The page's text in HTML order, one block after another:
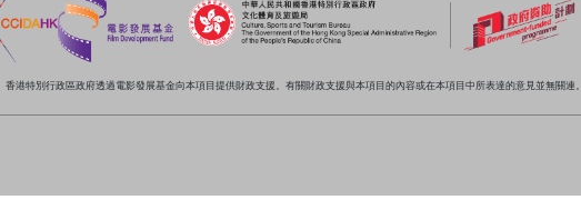
香港特別行政區政府透過電影發展基金向本項目提供財政支援。有關財政支援與本項目的內容或在本項目中所表達的意見並無關連。